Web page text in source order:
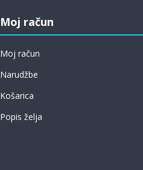
Moj račun
Moj račun
Narudžbe
Košarica
Popis želja